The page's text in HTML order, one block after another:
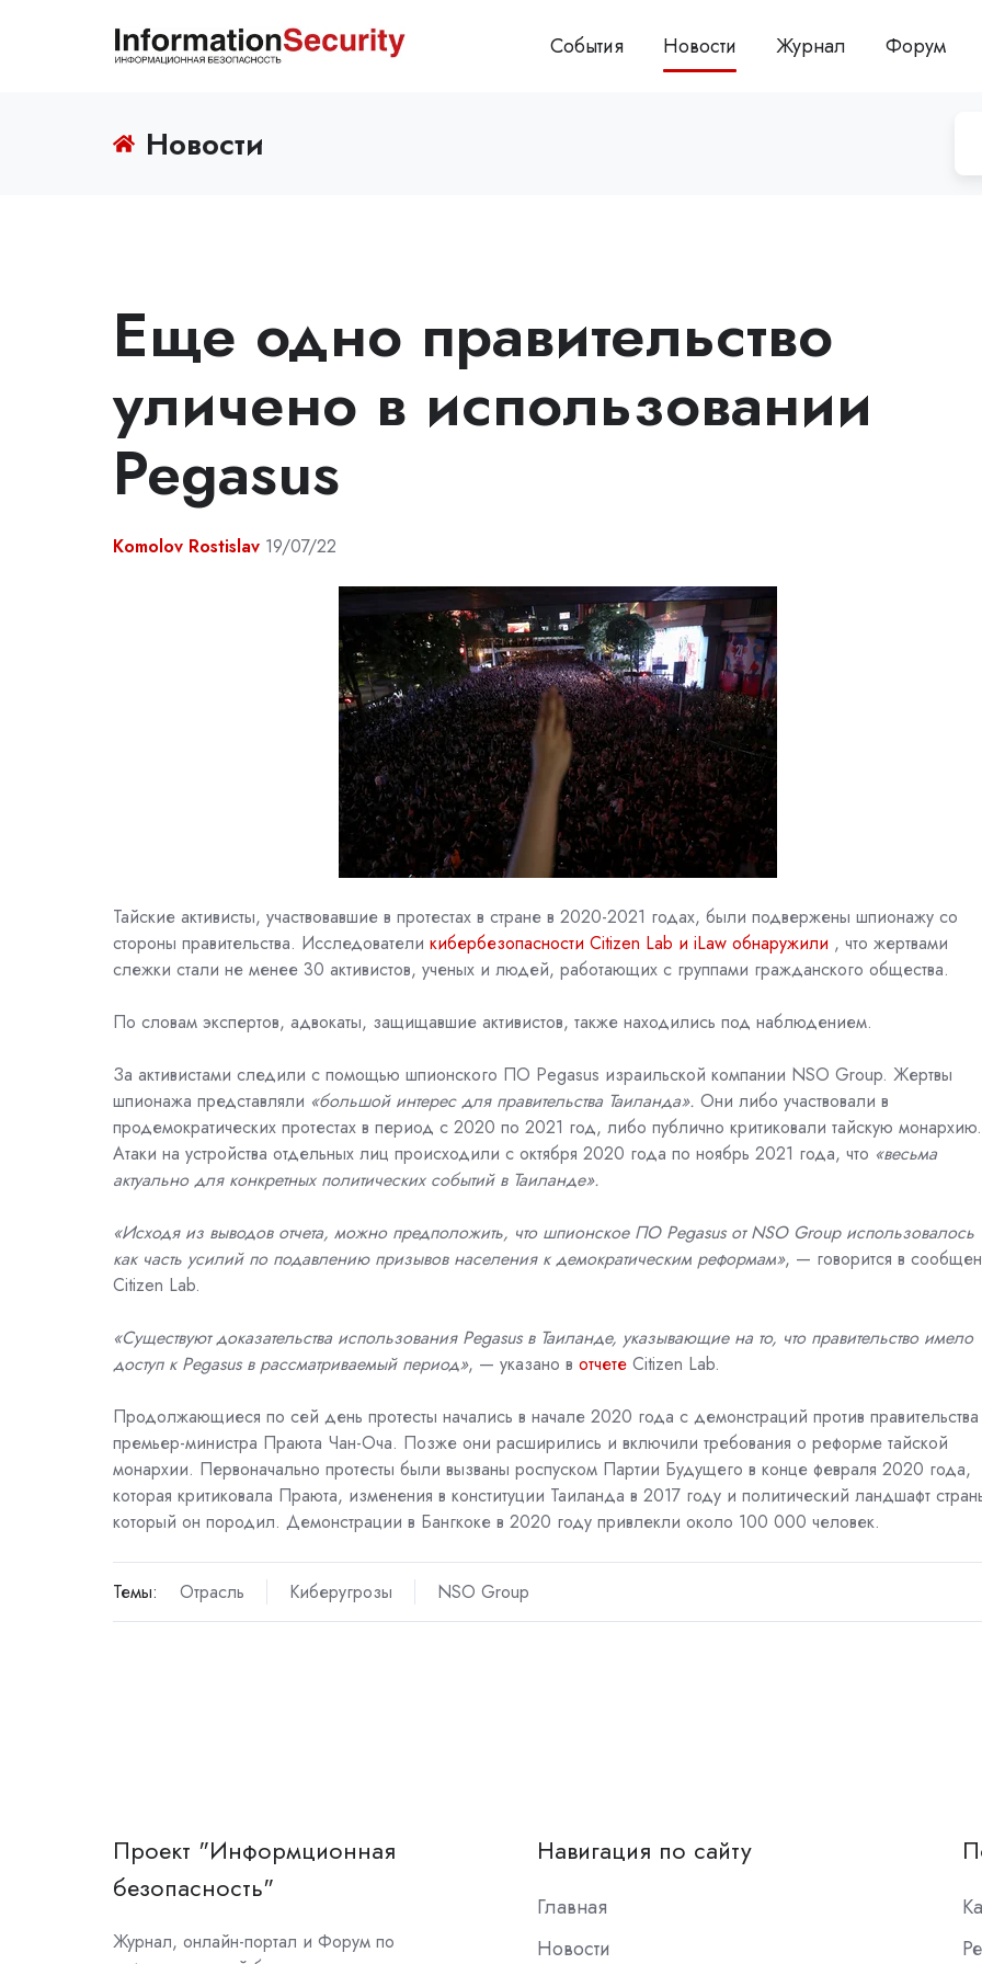
События Новости Журнал Форум
Новости
Еще одно правительство
уличено в использовании
Pegasus
Komolov Rostislav 19/07/22
Тайские активисты, участвовавшие в протестах в стране в 2020-2021 годах, были подвержены шпионажу со
стороны правительства. Исследователи кибербезопасности Citizen Lab и iLaw обнаружили , что жертвами
слежки стали не менее 30 активистов, ученых и людей, работающих с группами гражданского общества.
По словам экспертов, адвокаты, защищавшие активистов, также находились под наблюдением.
За активистами следили с помощью шпионского ПО Pegasus израильской компании NSO Group. Жертвы
шпионажа представляли «большой интерес для правительства Таиланда». Они либо участвовали в
продемократических протестах в период с 2020 по 2021 год, либо публично критиковали тайскую монархию.
Атаки на устройства отдельных лиц происходили с октября 2020 года по ноябрь 2021 года, что «весьма
актуально для конкретных политических событий в Таиланде».
«Исходя из выводов отчета, можно предположить, что шпионское ПО Pegasus от NSO Group использовалось
как часть усилий по подавлению призывов населения к демократическим реформам», — говорится в
Citizen Lab.
«Существуют доказательства использования Pegasus в Таиланде, указывающие на то, что правительство имело
доступ к Pegasus в рассматриваемый период», — указано в отчете Citizen Lab.
Продолжающиеся по сей день протесты начались в начале 2020 года с демонстраций против правительства
премьер-министра Праюта Чан-Оча. Позже они расширились и включили требования о реформе тайской
монархии. Первоначально протесты были вызваны роспуском Партии Будущего в конце февраля 2020 года,
которая критиковала Праюта, изменения в конституции Таиланда в 2017 году и политический ландшафт
который он породил. Демонстрации в Бангкоке в 2020 году привлекли около 100 000 человек.
Темы: Отрасль Киберугрозы NSO Group
Проект "Информционная
безопасность"
Журнал, онлайн-портал и Форум по
Навигация по сайту
Главная
Новости